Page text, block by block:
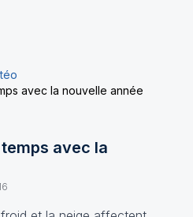
avec la nouvelle année
avec la